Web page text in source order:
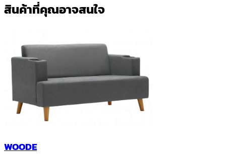
สินค้าที่คุณอาจสนใจ
WOODE